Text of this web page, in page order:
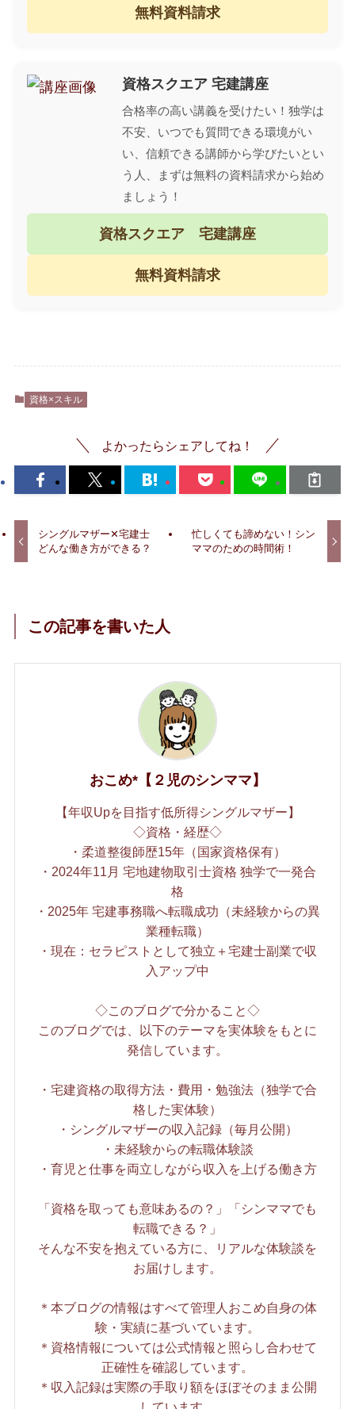
無料資料請求
資格スクエア 宅建講座
合格率の高い講義を受けたい！独学は
不安、いつでも質問できる環境がい
い、信頼できる講師から学びたいとい
う人、まずは無料の資料請求から始め
ましょう！
資格スクエア 宅建講座
無料資料請求
資格×スキル
よかったらシェアしてね！
シングルマザー✕宅建士
どんな働き方ができる？
忙しくても諦めない！シン
ママのための時間術！
この記事を書いた人
おこめ*【２児のシンママ】
【年収Upを目指す低所得シングルマザー】
◇資格・経歴◇
・柔道整復師歴15年（国家資格保有）
・2024年11月 宅地建物取引士資格 独学で一発合
格
・2025年 宅建事務職へ転職成功（未経験からの異
業種転職）
・現在：セラピストとして独立＋宅建士副業で収
入アップ中
◇このブログで分かること◇
このブログでは、以下のテーマを実体験をもとに
発信しています。
・宅建資格の取得方法・費用・勉強法（独学で合
格した実体験）
・シングルマザーの収入記録（毎月公開）
・未経験からの転職体験談
・育児と仕事を両立しながら収入を上げる働き方
「資格を取っても意味あるの？」「シンママでも
転職できる？」
そんな不安を抱えている方に、リアルな体験談を
お届けします。
＊本ブログの情報はすべて管理人おこめ自身の体
験・実績に基づいています。
＊資格情報については公式情報と照らし合わせて
正確性を確認しています。
＊収入記録は実際の手取り額をほぼそのまま公開